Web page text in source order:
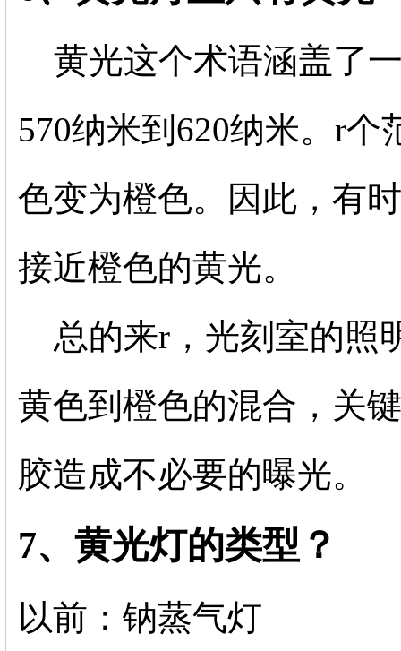
黄光这个术语涵盖了
570纳米到620纳米。r
色变为橙色。因此，有
接近橙色的黄光。
总的来r，光刻室的照
黄色到橙色的混合，关
胶造成不必要的曝光。
7、黄光灯的类型？
以前：钠蒸气灯